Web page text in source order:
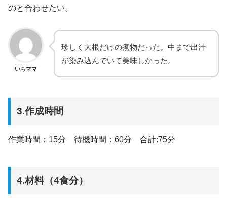
のと合わせたい。
いちママ
珍しく大根だけの煮物だった。中まで出汁
が染み込んでいて美味しかった。
3.作成時間
作業時間：15分 待機時間：60分 合計:75分
4.材料（4食分）